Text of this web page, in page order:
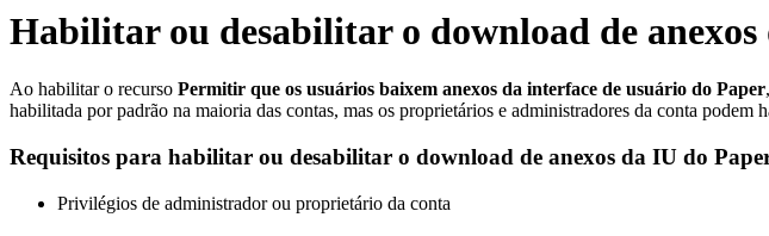
Habilitar ou desabilitar o download de
Ao habilitar o recurso Permitir que os usuários baixem anexos da interface de usuário do Paper
habilitada por padrão na maioria das contas, mas os proprietários e administradores da conta
Requisitos para habilitar ou desabilitar o download de anexos da IU do
Privilégios de administrador ou proprietário da conta